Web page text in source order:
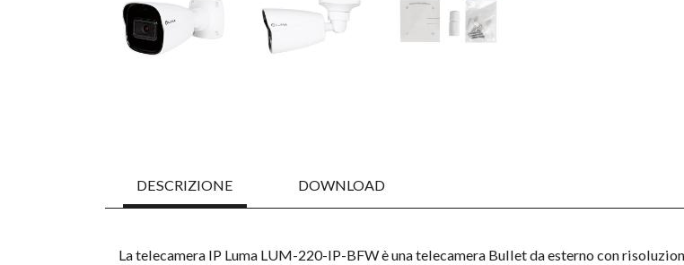
DESCRIZIONE DOWNLOAD
La telecamera IP Luma LUM-220-IP-BFW è una telecamera Bullet da esterno con